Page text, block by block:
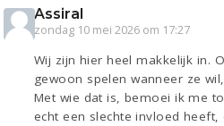
Assiral
zondag 10 mei 2026 om 17:27
Wij zijn hier heel makkelijk in.
gewoon spelen wanneer ze
Met wie dat is, bemoei ik me
echt een slechte invloed